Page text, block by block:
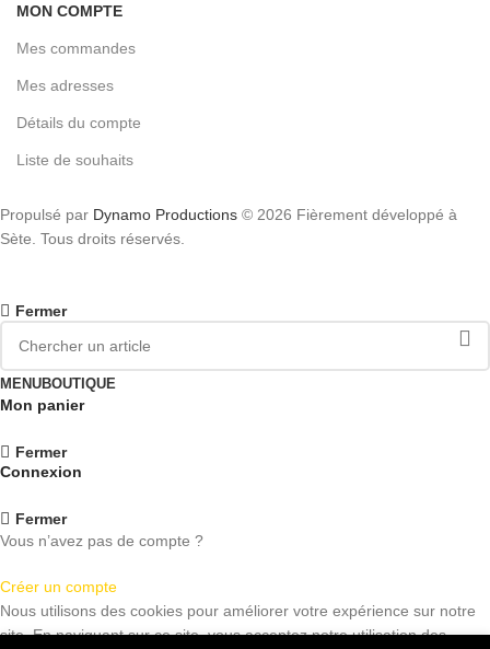
MON COMPTE
Mes commandes
Mes adresses
Détails du compte
Liste de souhaits
Propulsé par Dynamo Productions © 2026 Fièrement développé à
Sète. Tous droits réservés.
Fermer
MENUBOUTIQUE
Mon panier
Fermer
Connexion
Fermer
Vous n’avez pas de compte ?
Créer un compte
Nous utilisons des cookies pour améliorer votre expérience sur notre
site. En naviguant sur ce site, vous acceptez notre utilisation des